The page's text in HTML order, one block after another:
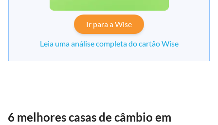
Ir para a Wise
Leia uma análise completa do cartão Wise
6 melhores casas de câmbio em